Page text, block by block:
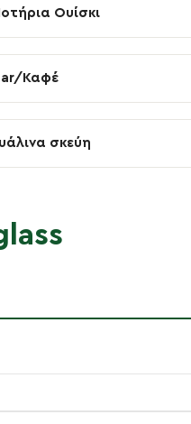
Ουίσκι
Καφέ
σκεύη